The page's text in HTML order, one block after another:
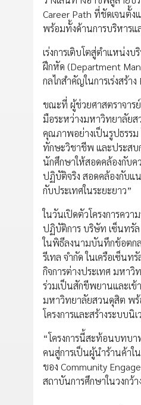
Career Path ที่ชัดเจนตั้
พร้อมทั้งด้านการบริหารแ
เร่งการเติบโตสู่ตำแหน่ง
ฝึกหัด (Department
กลไกสำคัญในการเร่งสร้า
ขณะที่ ผู้ช่วยศาสตราจาร
มือระหว่างมหาวิทยาลัย
คุณภาพอย่างเป็นรูปธรรม
ทักษะวิชาชีพ และประสบ
นักศึกษาให้สอดคล้องกับค
ปฏิบัติจริง สอดคล้องกับแ
กับประเทศในระยะยาว”
ในวันเปิดตัวโครงการคว
ปฏิบัติการ บริษัท เซ็นทรัล
ในพิธีลงนามบันทึกข้อตก
รีเทล จำกัด ในเครือเซ็น
กิจการต่างประเทศ มหา
ร่วมเป็นสักขีพยานและเข้
มหาวิทยาลัยสวนดุสิต พร้
โครงการและสร้างระบบ
“โครงการนี้สะท้อนบทบา
คนสู่การเป็นผู้นำร้านค้าใ
ของ Community
สถาบันการศึกษาในวงกว้